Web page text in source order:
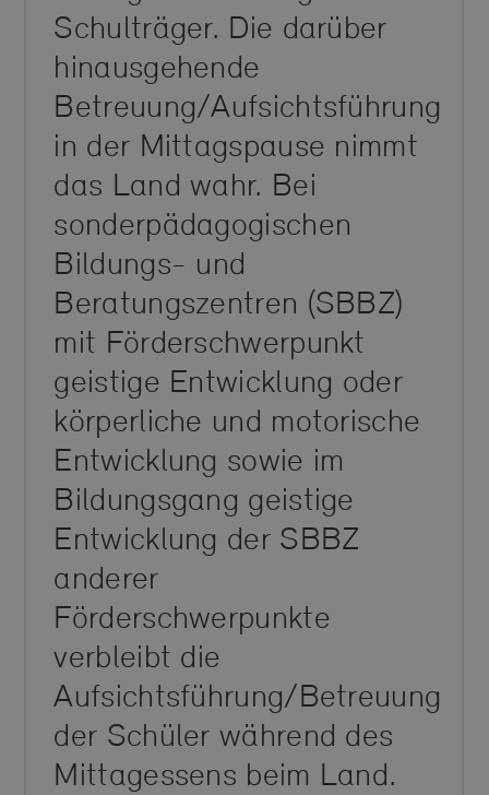
Schulträger. Die darüber
hinausgehende
Betreuung/Aufsichts­führung
in der Mittagspause nimmt
das Land wahr. Bei
sonderpädagogischen
Bildungs- und
Beratungszentren (SBBZ)
mit Förderschwerpunkt
geistige Entwicklung oder
körperliche und motorische
Entwicklung sowie im
Bildungsgang geistige
Entwicklung der SBBZ
anderer
Förderschwerpunkte
verbleibt die
Aufsichtsführung/Betreuung
der Schüler während des
Mittagessens beim Land.